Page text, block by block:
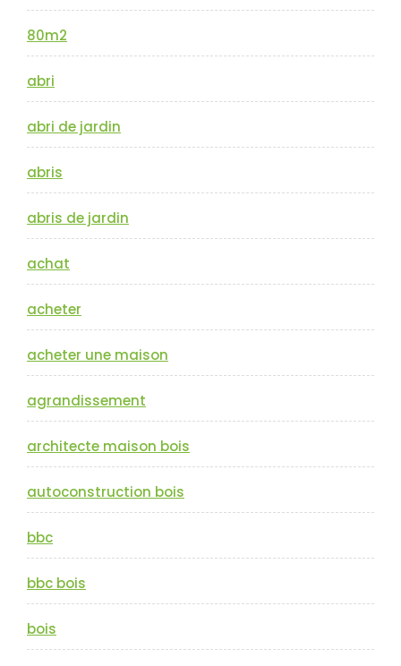
80m2
abri
abri de jardin
abris
abris de jardin
achat
acheter
acheter une maison
agrandissement
architecte maison bois
autoconstruction bois
bbc
bbc bois
bois